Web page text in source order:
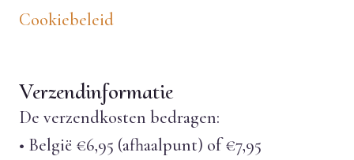
Cookiebeleid
Verzendinformatie
De verzendkosten bedragen:
• België €6,95 (afhaalpunt) of €7,95